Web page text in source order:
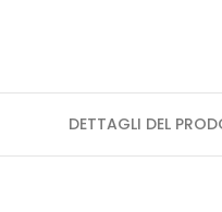
DETTAGLI DEL